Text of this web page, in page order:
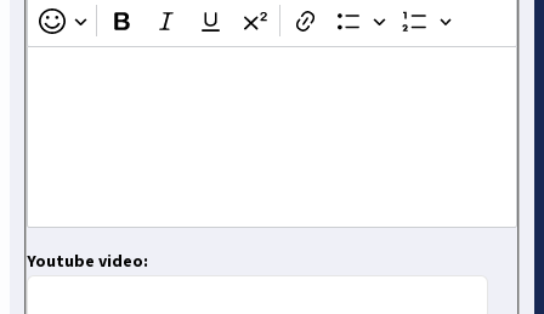
Youtube video: